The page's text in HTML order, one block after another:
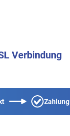
Verbindung
Zahlung